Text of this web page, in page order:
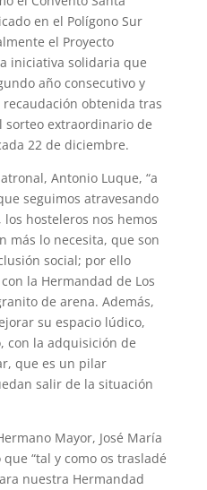
en el Polígono Sur
el Proyecto
iniciativa solidaria que
año consecutivo y
obtenida tras
sorteo extraordinario de
22 de diciembre.
Antonio Luque, “a
seguimos atravesando
hosteleros nos hemos
más lo necesita, que son
social; por ello
la Hermandad de Los
de arena. Además,
su espacio lúdico,
con la adquisición de
que es un pilar
salir de la situación
Mayor, José María
“tal y como os trasladé
nuestra Hermandad